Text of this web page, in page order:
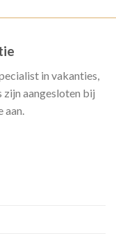
in vakanties,
zijn aangesloten bij